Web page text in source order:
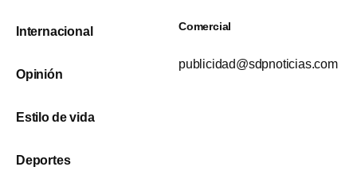
Internacional
Opinión
Estilo de vida
Deportes
Comercial
publicidad@sdpnoticias.com